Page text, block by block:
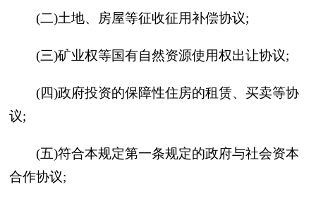
(二)土地、房屋等征收征用补偿协议;
(三)矿业权等国有自然资源使用权出让协议;
(四)政府投资的保障性住房的租赁、买卖等协
议;
(五)符合本规定第一条规定的政府与社会资本
合作协议;